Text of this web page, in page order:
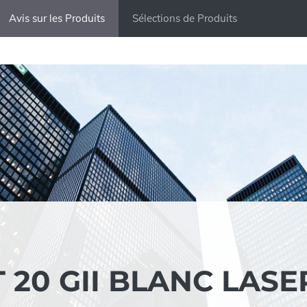
Avis sur les Produits Sélections de Produits
20 GII BLANC